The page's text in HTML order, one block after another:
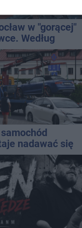
w "gorącej"
Według
Onetu nasze
jest jednym z
narażonych
nadawać się
a zaczyna
się do